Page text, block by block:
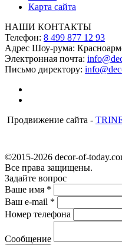
Карта сайта
НАШИ КОНТАКТЫ
Телефон: 8 499 877 12 93
Адрес Шоу-рума:
Электронная почта:
Письмо директору:
Продвижение сайта -
©2015-2026 decor-of-
Все права защищены.
Задайте вопрос
Ваше имя *
Ваш e-mail *
Номер телефона
Сообщение